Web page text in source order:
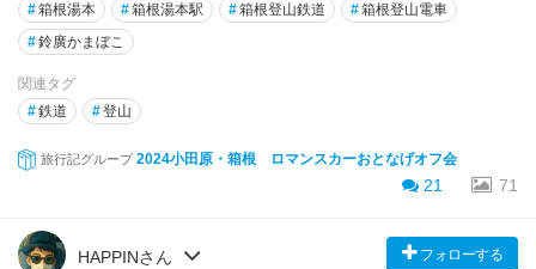
#箱根湯本 #箱根湯本駅 #箱根登山鉄道 #箱根登山電車
#鈴廣かまぼこ
関連タグ
#鉄道 #登山
旅行記グループ 2024小田原・箱根 ロマンスカーおとなげオフ会
21 71
HAPPINさん フォローする